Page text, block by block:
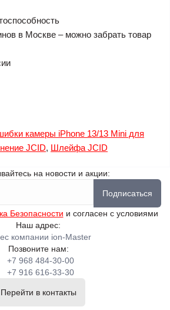
в Москве – можно забрать товар
камеры iPhone 13/13 Mini для
JCID, Шлейфа JCID
на новости и акции:
Подписаться
Безопасности и согласен с условиями
Наш адрес:
компании ion-Master
Позвоните нам:
+7 968 484-30-00
+7 916 616-33-30
Перейти в контакты